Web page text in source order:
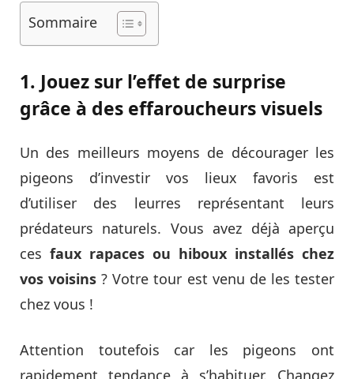
Sommaire
1. Jouez sur l’effet de surprise
grâce à des effaroucheurs visuels
Un des meilleurs moyens de décourager les
pigeons d’investir vos lieux favoris est
d’utiliser des leurres représentant leurs
prédateurs naturels. Vous avez déjà aperçu
ces faux rapaces ou hiboux installés chez
vos voisins ? Votre tour est venu de les tester
chez vous !
Attention toutefois car les pigeons ont
rapidement tendance à s’habituer. Changez